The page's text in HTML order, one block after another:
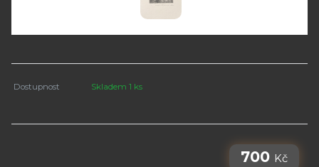
Dostupnost Skladem 1 ks
700 Kč